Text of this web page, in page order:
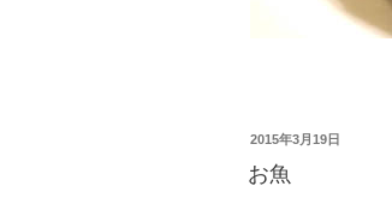
投
稿
2015年3月19日
お魚